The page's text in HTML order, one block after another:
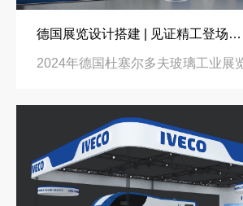
德国展览设计搭建 | 见证精工登场玻璃工业展览会 Glasstec 2024